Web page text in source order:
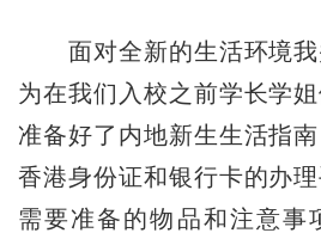
面对全新的生活环境我
为在我们入校之前学长学
准备好了内地新生生活指
香港身份证和银行卡的办
需要准备的物品和注意事